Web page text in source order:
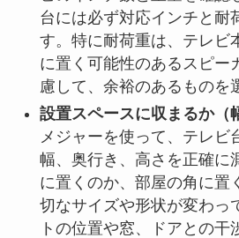
台には必ず対応インチと耐
す。特に耐荷重は、テレビ
に置く可能性のあるスピー
慮して、余裕のあるものを
設置スペースに収まるか（
メジャーを使って、テレビ
幅、奥行き、高さを正確に
に置くのか、部屋の角に置
切なサイズや形状が変わっ
トの位置や窓、ドアとの干